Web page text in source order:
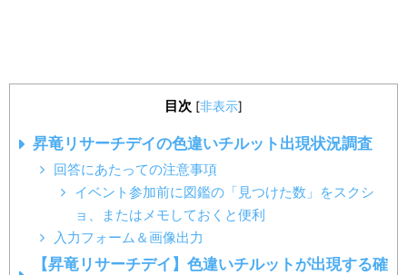
目次 [非表示]
昇竜リサーチデイの色違いチルット出現状況調査
回答にあたっての注意事項
イベント参加前に図鑑の「見つけた数」をスクシ
ョ、またはメモしておくと便利
入力フォーム＆画像出力
【昇竜リサーチデイ】色違いチルットが出現する確